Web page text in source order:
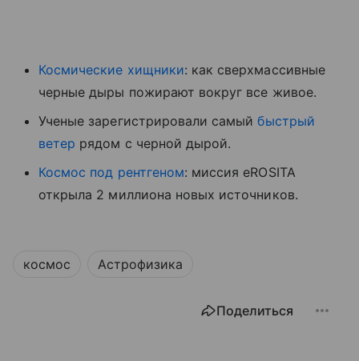
Космические хищники: как сверхмассивные
черные дыры пожирают вокруг все живое.
Ученые зарегистрировали самыйбыстрый
ветер рядом с черной дырой.
Космос под рентгеном: миссия eROSITA
открыла 2 миллиона новых источников.
космос Астрофизика
Поделиться